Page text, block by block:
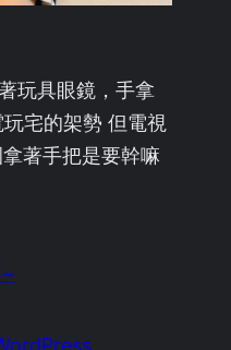
玩具眼鏡，手拿
宅的架勢 但電視
著手把是要幹嘛